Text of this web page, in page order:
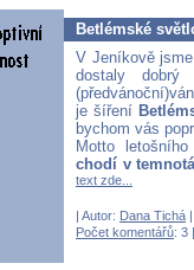
Betlémské
V Jeníkově
dostaly
je šíření
bychom vás
Motto
chodí v
text zde...
| Autor: Dana Tichá
Počet komentářů: 3